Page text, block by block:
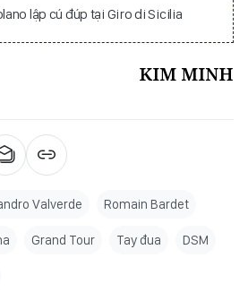
lập cú đúp tại Giro di Sicilia
KIM MINH
Valverde Romain Bardet
Grand Tour Tay đua DSM